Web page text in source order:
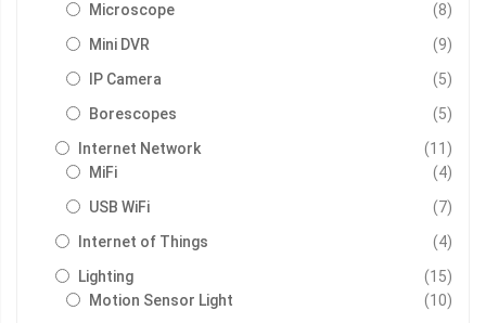
Microscope
8รายก
Mini DVR 9รายก
IP Camera 5รายก
Borescopes 5รายก
Internet Network 11 รายก
MiFi
4รายก
USB WiFi 7รายก
Internet of Things 4รายก
Lighting 15รายก
Motion Sensor Light
10รายก